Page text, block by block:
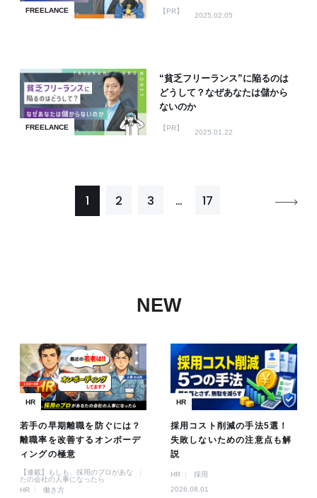
FREELANCE 【PR】
2025.02.05
FREELANCE
“貧乏フリーランス”に陥るのは
どうして？なぜあなたは儲から
ないのか
【PR】
2025.01.22
1 2 3 … 17
NEW
HR
若手の早期離職を防ぐには？
離職率を改善するオンボーデ
ィングの極意
【連載】もしも、採用のプロがあな
たの会社の人事になったら
HR
働き方
HR
採用コスト削減の手法5選！
失敗しないための注意点も解
説
HR
採用
2026.08.01